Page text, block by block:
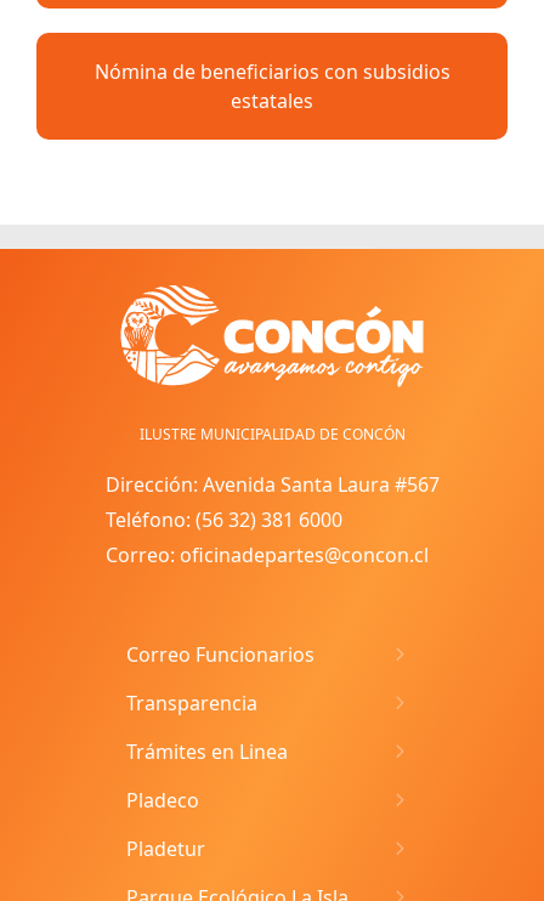
Nómina de beneficiarios con subsidios
estatales
ILUSTRE MUNICIPALIDAD DE CONCÓN
Dirección: Avenida Santa Laura #567
Teléfono: (56 32) 381 6000
Correo: oficinadepartes@concon.cl
Correo Funcionarios
Transparencia
Trámites en Linea
Pladeco
Pladetur